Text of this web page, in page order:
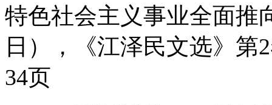
特色社会主义事业全面推
日），《江泽民文选》第
34页